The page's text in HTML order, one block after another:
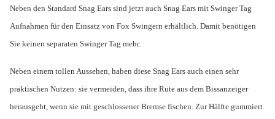
Neben den Standard Snag Ears sind jetzt auch Snag Ears mit Swinger Tag
Aufnahmen für den Einsatz von Fox Swingern erhältlich. Damit benötigen
Sie keinen separaten Swinger Tag mehr.
Neben einem tollen Aussehen, haben diese Snag Ears auch einen sehr
praktischen Nutzen: sie vermeiden, dass ihre Rute aus dem Bissanzeiger
herausgeht, wenn sie mit geschlossener Bremse fischen. Zur Hälfte gummiert